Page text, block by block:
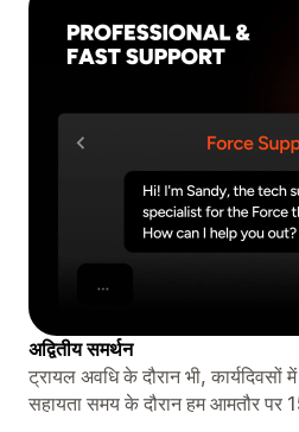
अद्वितीय समर्थन
ट्रायल अवधि के दौरान भी, कार्यदिवसों
सहायता समय के दौरान हम आमतौर पर